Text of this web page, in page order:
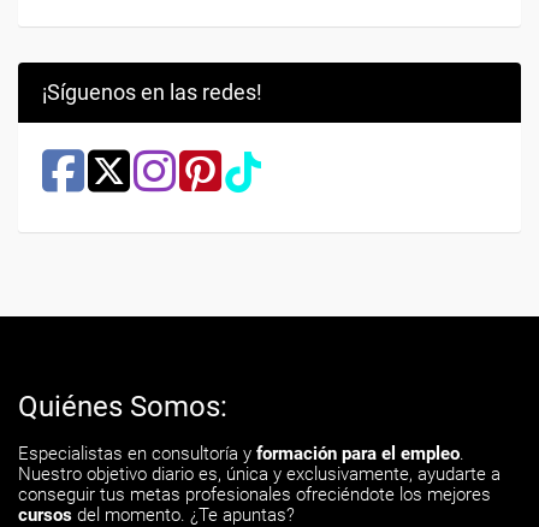
¡Síguenos en las redes!
Quiénes Somos:
Especialistas en consultoría y formación para el empleo.
Nuestro objetivo diario es, única y exclusivamente, ayudarte a
conseguir tus metas profesionales ofreciéndote los mejores
cursos del momento. ¿Te apuntas?